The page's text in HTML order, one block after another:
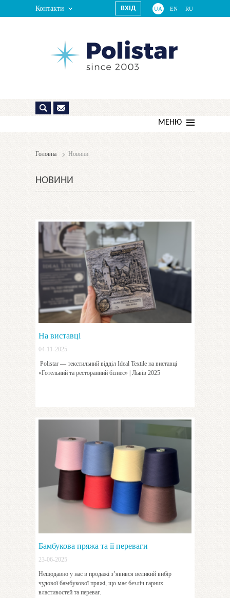
Контакти UA EN RU
ВХІД
МЕНЮ
Головна Новини
НОВИНИ
На виставці
04-11-2025
Polistar — текстильний відділ Ideal Textile на виставці
«Готельний та ресторанний бізнес» | Львів 2025
Бамбукова пряжа та її переваги
23-06-2025
Нещодавно у нас в продажі з’явився великий вибір
чудової бамбукової пряжі, що має безліч гарних
властивостей та переваг.